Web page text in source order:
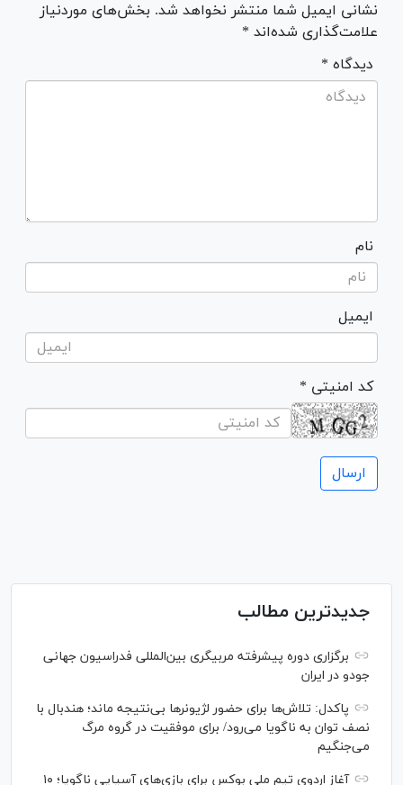
نشانی ایمیل شما منتشر نخواهد شد. بخش‌های موردنیاز
علامت‌گذاری شده‌اند *
* دیدگاه
نام
ایمیل
* کد امنیتی
جدیدترین مطالب
برگزاری دوره پیشرفته مربیگری بین‌المللی فدراسیون جهانی
جودو در ایران
پاکدل: تلاش‌ها برای حضور لژیونر‌ها بی‌نتیجه ماند؛ هندبال با
نصف توان به ناگویا می‌رود/ برای موفقیت در گروه مرگ
می‌جنگیم
آغاز اردوی تیم ملی بوکس برای بازی‌های آسیایی ناگویا؛ ۱۰